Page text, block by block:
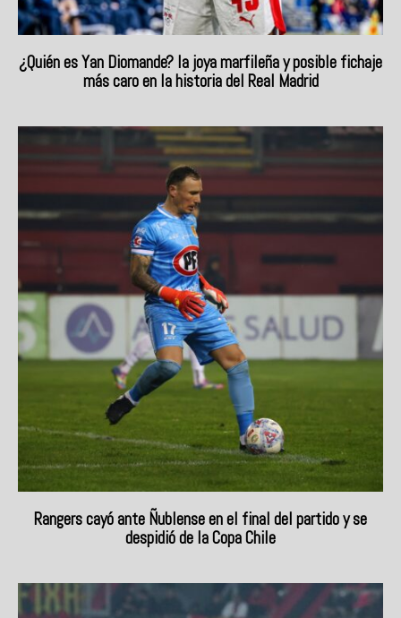
¿Quién es Yan Diomande? la joya marfileña y posible fichaje
más caro en la historia del Real Madrid
Rangers cayó ante Ñublense en el final del partido y se
despidió de la Copa Chile